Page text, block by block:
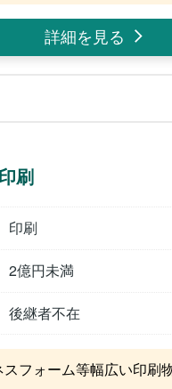
詳細を見る
刷
印刷
2億円未満
後継者不在
フォーム等幅広い印刷